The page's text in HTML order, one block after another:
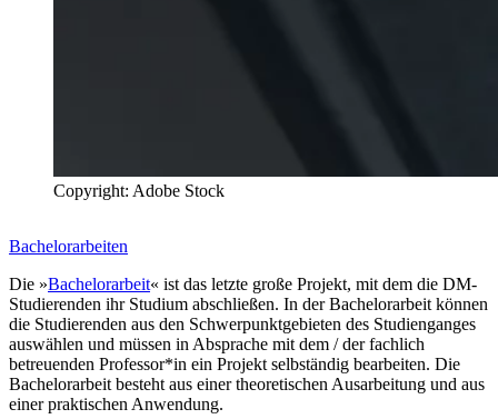
Copyright: Adobe Stock
Bachelorarbeiten
Die »Bachelorarbeit« ist das letzte große Projekt, mit dem die DM-
Studierenden ihr Studium abschließen. In der Bachelorarbeit können
die Studierenden aus den Schwerpunktgebieten des Studienganges
auswählen und müssen in Absprache mit dem / der fachlich
betreuenden Professor*in ein Projekt selbständig bearbeiten. Die
Bachelorarbeit besteht aus einer theoretischen Ausarbeitung und aus
einer praktischen Anwendung.